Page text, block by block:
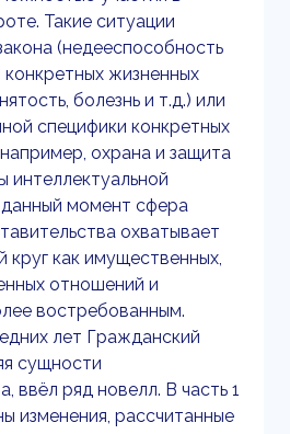
Такие ситуации
(недееспособность
конкретных жизненных
болезнь и т.д.) или
специфики конкретных
охрана и защита
интеллектуальной
момент сфера
охватывает
круг как имущественных,
отношений и
востребованным.
лет Гражданский
сущности
ввёл ряд новелл. В часть 1
изменения, рассчитанные